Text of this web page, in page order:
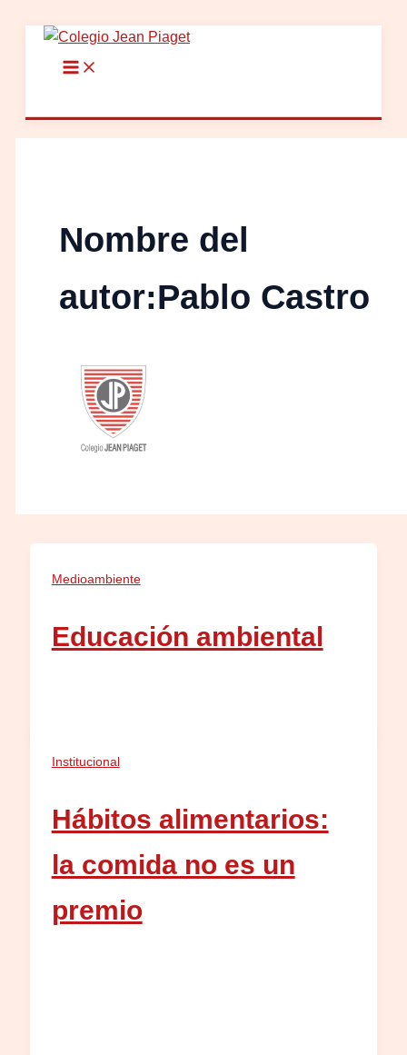
contenido
Nombre del
autor:Pablo Castro
Medioambiente
Educación ambiental
Institucional
Hábitos alimentarios:
la comida no es un
premio